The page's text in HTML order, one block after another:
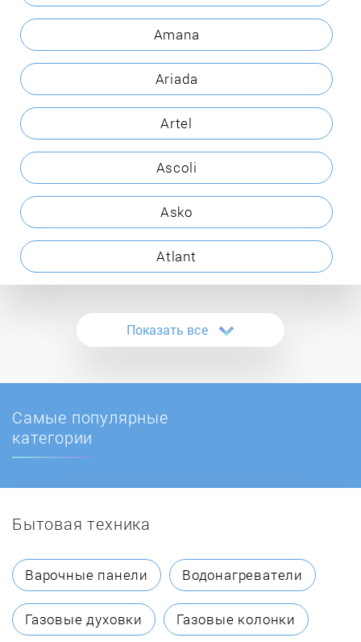
Amana
Ariada
Artel
Ascoli
Asko
Atlant
AVEX
Bauknecht
Bertazzoni
BioZone
Biryusa
Показать все
Самые популярные
категории
Бытовая техника
Варочные панели Водонагреватели
Газовые духовки Газовые колонки